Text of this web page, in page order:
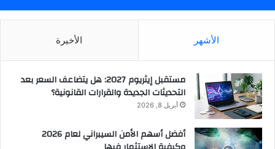
الأشهر الأخيرة
مستقبل إيثريوم 2027: هل يتضاعف السعر بعد
التحديثات الجديدة والقرارات القانونية؟
أبريل 8, 2026
أفضل أسهم الأمن السيبراني لعام 2026